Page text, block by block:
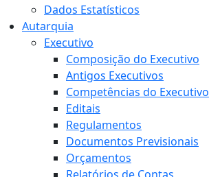
Dados Estatísticos
Autarquia
Executivo
Composição do Executivo
Antigos Executivos
Competências do Executivo
Editais
Regulamentos
Documentos Previsionais
Orçamentos